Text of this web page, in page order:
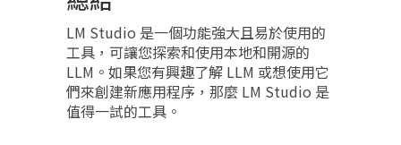
LM Studio 是一個功能強大且易於使用的
工具，可讓您探索和使用本地和開源的
LLM。如果您有興趣了解 LLM 或想使用它
們來創建新應用程序，那麼 LM Studio 是
值得一試的工具。